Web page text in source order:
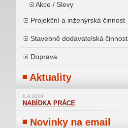
Akce / Slevy
Projekční a inženýrská činnost
Stavebně dodavatelská činnost
Doprava
Aktuality
6.8.2019
NABÍDKA PRÁCE
Novinky na email